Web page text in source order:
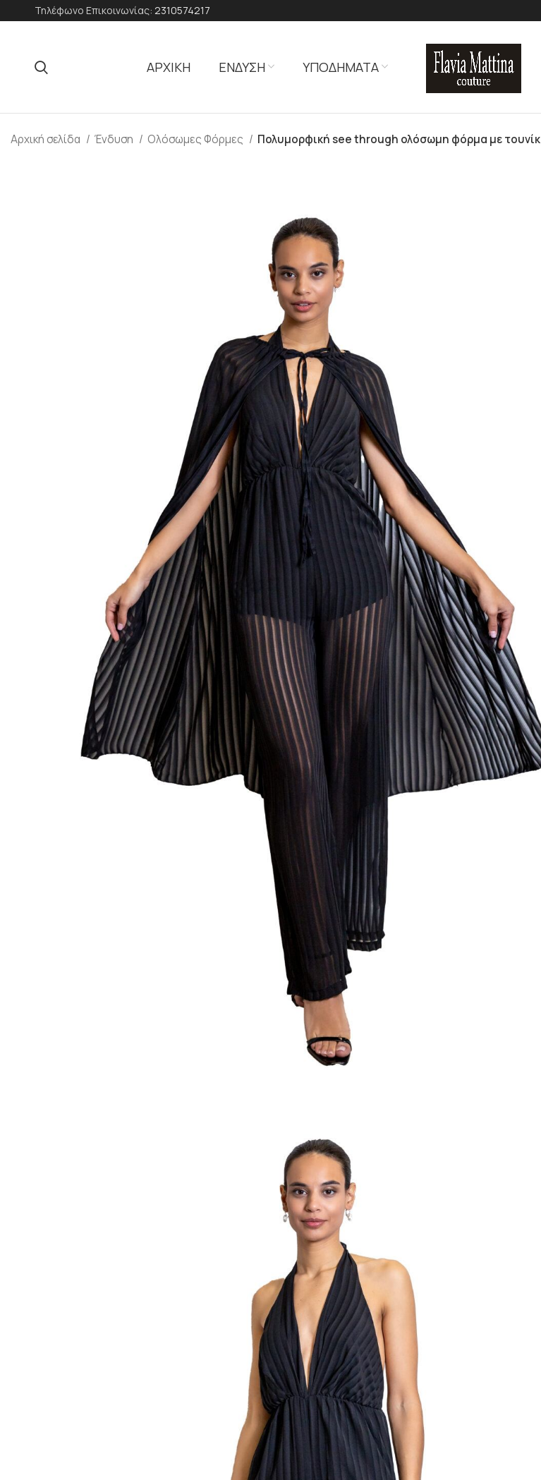
Τηλέφωνο Επικοινωνίας: 2310574217
ΑΡΧΙΚΗ ΕΝΔΥΣΗ ΥΠΟΔΗΜΑΤΑ
Αρχική σελίδα Ένδυση Ολόσωμες Φόρμες Πολυμορφική see through ολόσωμη φόρμα με τουνίκ